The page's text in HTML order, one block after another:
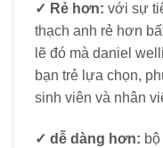
✓ Rẻ hơn: với sự
thạch anh rẻ hơn
lẽ đó mà daniel
bạn trẻ lựa chọn,
sinh viên và nhân
✓ dễ dàng hơn: